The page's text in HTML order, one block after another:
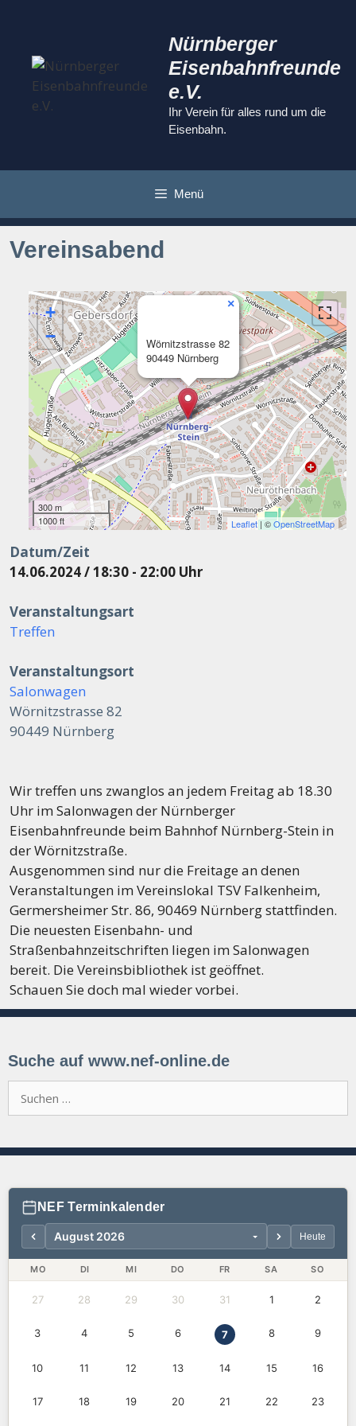
Nürnberger
Eisenbahnfreunde
e.V.
Ihr Verein für alles rund um die
Eisenbahn.
Menü
Vereinsabend
Wörnitzstrasse 82
90449 Nürnberg
×
+
−
300 m
1000 ft
Leaflet| ©OpenStreetMap
Datum/Zeit
14.06.2024 / 18:30 - 22:00 Uhr
Veranstaltungsart
Treffen
Veranstaltungsort
Salonwagen
Wörnitzstrasse 82
90449 Nürnberg
Wir treffen uns zwanglos an jedem Freitag ab 18.30
Uhr im Salonwagen der Nürnberger
Eisenbahnfreunde beim Bahnhof Nürnberg-Stein in
der Wörnitzstraße.
Ausgenommen sind nur die Freitage an denen
Veranstaltungen im Vereinslokal TSV Falkenheim,
Germersheimer Str. 86, 90469 Nürnberg stattfinden.
Die neuesten Eisenbahn- und
Straßenbahnzeitschriften liegen im Salonwagen
bereit. Die Vereinsbibliothek ist geöffnet.
Schauen Sie doch mal wieder vorbei.
Suche auf www.nef-online.de
nach:
NEF Terminkalender
Heute
MO DI MI DO FR SA SO
27 28 29 30 31 1 2
3 4 5 6 7 8 9
10 11 12 13 14 15 16
17 18 19 20 21 22 23